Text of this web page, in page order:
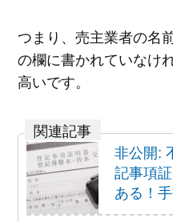
つまり、売主業者の名
の欄に書かれていなけ
高いです。
非公開:
記事項
ある！